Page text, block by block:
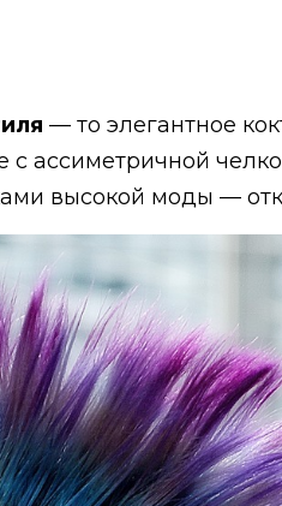
— то элегантное
ассиметричной
высокой моды —